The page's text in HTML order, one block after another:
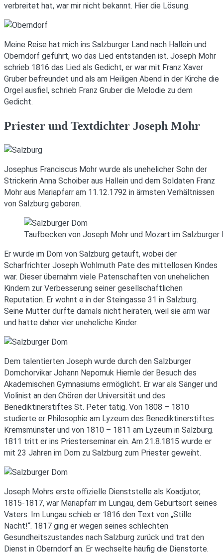
verbreitet hat, war mir nicht bekannt. Hier die Lösung.
Meine Reise hat mich ins Salzburger Land nach Hallein und
Oberndorf geführt, wo das Lied entstanden ist. Joseph Mohr
schrieb 1816 das Lied als Gedicht, er war mit Franz Xaver
Gruber befreundet und als am Heiligen Abend in der Kirche die
Orgel ausfiel, schrieb Franz Gruber die Melodie zu dem
Gedicht.
Priester und Textdichter Joseph Mohr
Josephus Franciscus Mohr wurde als unehelicher Sohn der
Strickerin Anna Schoiber aus Hallein und dem Soldaten Franz
Mohr aus Mariapfarr am 11.12.1792 in ärmsten Verhältnissen
von Salzburg geboren.
Taufbecken von Joseph Mohr und Mozart im Salzburger
Er wurde im Dom von Salzburg getauft, wobei der
Scharfrichter Joseph Wohlmuth Pate des mittellosen Kindes
war. Dieser übernahm viele Patenschaften von unehelichen
Kindern zur Verbesserung seiner gesellschaftlichen
Reputation. Er wohnt e in der Steingasse 31 in Salzburg.
Seine Mutter durfte damals nicht heiraten, weil sie arm war
und hatte daher vier uneheliche Kinder.
Dem talentierten Joseph wurde durch den Salzburger
Domchorvikar Johann Nepomuk Hiernle der Besuch des
Akademischen Gymnasiums ermöglicht. Er war als Sänger und
Violinist an den Chören der Universität und des
Benediktinerstiftes St. Peter tätig. Von 1808 – 1810
studierte er Philosophie am Lyzeum des Benediktinerstiftes
Kremsmünster und von 1810 – 1811 am Lyzeum in Salzburg.
1811 tritt er ins Priesterseminar ein. Am 21.8.1815 wurde er
mit 23 Jahren im Dom zu Salzburg zum Priester geweiht.
Joseph Mohrs erste offizielle Dienststelle als Koadjutor,
1815-1817, war Mariapfarr im Lungau, dem Geburtsort seines
Vaters. Im Lungau schieb er 1816 den Text von „Stille
Nacht!“. 1817 ging er wegen seines schlechten
Gesundheitszustandes nach Salzburg zurück und trat den
Dienst in Oberndorf an. Er wechselte häufig die Dienstorte.